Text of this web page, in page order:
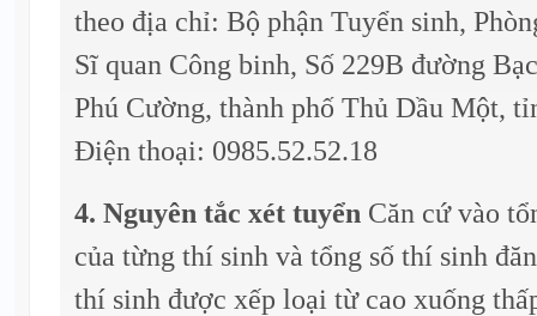
theo địa chỉ: Bộ phận Tuyển sinh,
Sĩ quan Công binh, Số 229B đường
Phú Cường, thành phố Thủ Dầu Một,
Điện thoại: 0985.52.52.18
4. Nguyên tắc xét tuyển Căn cứ vào
của từng thí sinh và tổng số thí sinh
thí sinh được xếp loại từ cao xuống